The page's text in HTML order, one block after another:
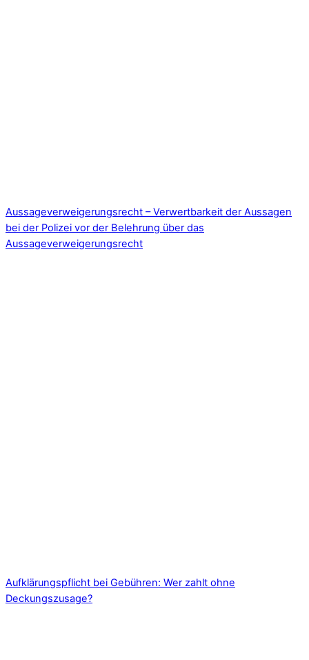
Aussageverweigerungsrecht – Verwertbarkeit der Aussagen
bei der Polizei vor der Belehrung über das
Aussageverweigerungsrecht
Aufklärungspflicht bei Gebühren: Wer zahlt ohne
Deckungszusage?